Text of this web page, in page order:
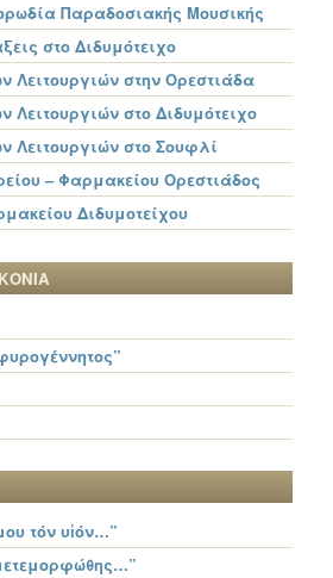
Παραδοσιακής Μουσικής
στο Διδυμότειχο
στην Ορεστιάδα
στο Διδυμότειχο
Λειτουργιών στο Σουφλί
– Φαρμακείου Ορεστιάδος
Διδυμοτείχου
τόν υἱόν…”